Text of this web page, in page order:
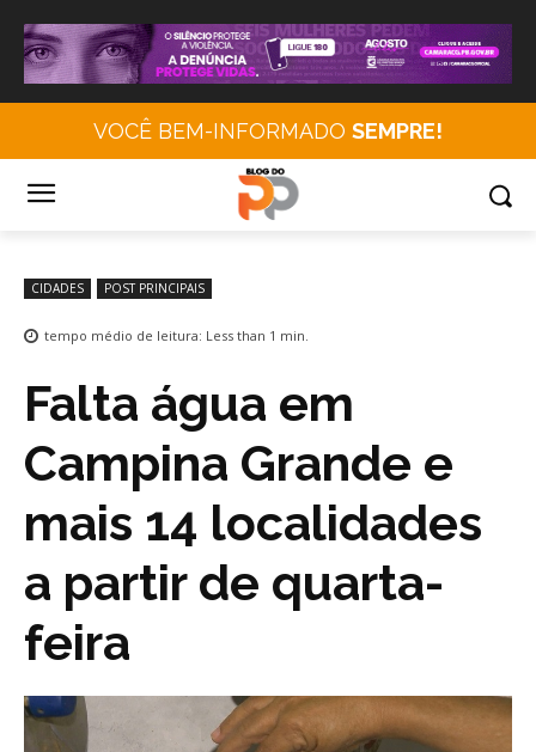
VOCÊ BEM-INFORMADO SEMPRE!
CIDADES POST PRINCIPAIS
tempo médio de leitura: Less than 1 min.
Falta água em
Campina Grande e
mais 14 localidades
a partir de quarta-
feira